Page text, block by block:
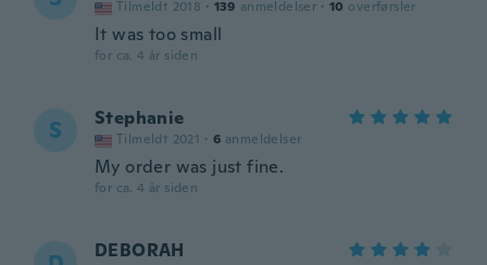
Tilmeldt 2018 · 139 anmeldelser · 10 overførsler
It was too small
for ca. 4 år siden
S Stephanie
Tilmeldt 2021 · 6 anmeldelser
My order was just fine.
for ca. 4 år siden
DEBORAH